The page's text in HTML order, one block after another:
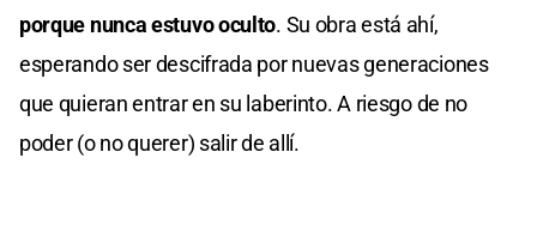
porque nunca estuvo oculto. Su obra está ahí,
esperando ser descifrada por nuevas generaciones
que quieran entrar en su laberinto. A riesgo de no
poder (o no querer) salir de allí.